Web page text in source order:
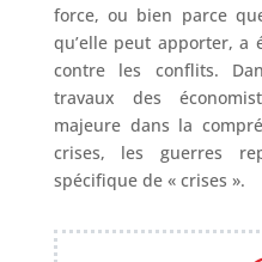
force, ou bien parce
qu’elle peut apporter, a
contre les conflits.
travaux des
majeure dans la
crises, les guerres
spécifique de « crises ».